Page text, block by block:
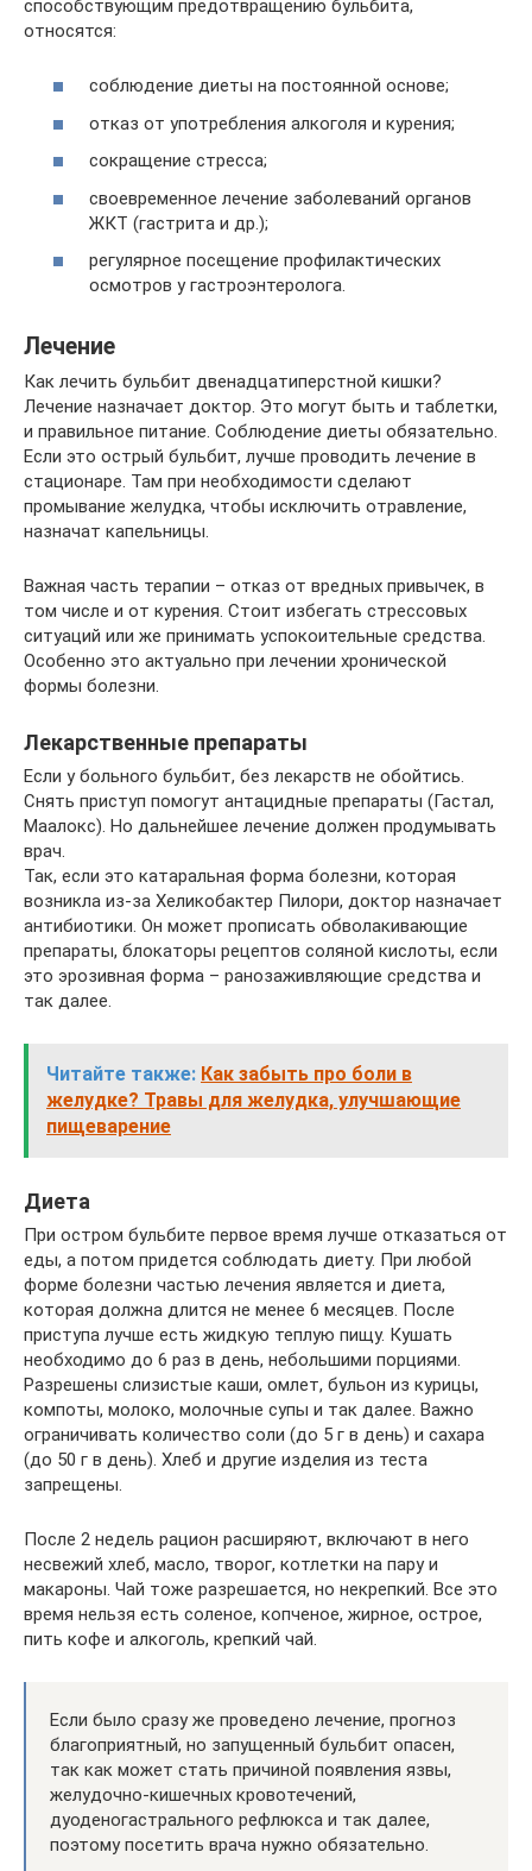
способствующим предотвращению бульбита,
относятся:
соблюдение диеты на постоянной основе;
отказ от употребления алкоголя и курения;
сокращение стресса;
своевременное лечение заболеваний органов
ЖКТ (гастрита и др.);
регулярное посещение профилактических
осмотров у гастроэнтеролога.
Лечение
Как лечить бульбит двенадцатиперстной кишки?
Лечение назначает доктор. Это могут быть и таблетки,
и правильное питание. Соблюдение диеты обязательно.
Если это острый бульбит, лучше проводить лечение в
стационаре. Там при необходимости сделают
промывание желудка, чтобы исключить отравление,
назначат капельницы.
Важная часть терапии – отказ от вредных привычек, в
том числе и от курения. Стоит избегать стрессовых
ситуаций или же принимать успокоительные средства.
Особенно это актуально при лечении хронической
формы болезни.
Лекарственные препараты
Если у больного бульбит, без лекарств не обойтись.
Снять приступ помогут антацидные препараты (Гастал,
Маалокс). Но дальнейшее лечение должен продумывать
врач.
Так, если это катаральная форма болезни, которая
возникла из-за Хеликобактер Пилори, доктор назначает
антибиотики. Он может прописать обволакивающие
препараты, блокаторы рецептов соляной кислоты, если
это эрозивная форма – ранозаживляющие средства и
так далее.
Читайте также: Как забыть про боли в
желудке? Травы для желудка, улучшающие
пищеварение
Диета
При остром бульбите первое время лучше отказаться от
еды, а потом придется соблюдать диету. При любой
форме болезни частью лечения является и диета,
которая должна длится не менее 6 месяцев. После
приступа лучше есть жидкую теплую пищу. Кушать
необходимо до 6 раз в день, небольшими порциями.
Разрешены слизистые каши, омлет, бульон из курицы,
компоты, молоко, молочные супы и так далее. Важно
ограничивать количество соли (до 5 г в день) и сахара
(до 50 г в день). Хлеб и другие изделия из теста
запрещены.
После 2 недель рацион расширяют, включают в него
несвежий хлеб, масло, творог, котлетки на пару и
макароны. Чай тоже разрешается, но некрепкий. Все это
время нельзя есть соленое, копченое, жирное, острое,
пить кофе и алкоголь, крепкий чай.
Если было сразу же проведено лечение, прогноз
благоприятный, но запущенный бульбит опасен,
так как может стать причиной появления язвы,
желудочно-кишечных кровотечений,
дуоденогастрального рефлюкса и так далее,
поэтому посетить врача нужно обязательно.